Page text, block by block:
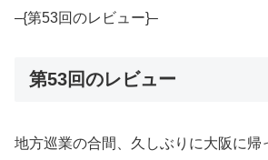
–{第53回のレビュー}–
第53回のレビュー
地方巡業の合間、久しぶりに大阪に帰